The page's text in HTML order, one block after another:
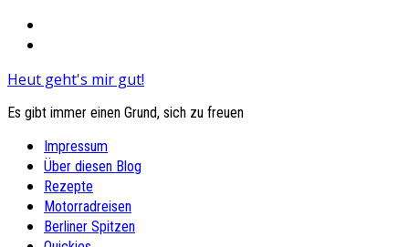
Heut geht's mir gut!
Es gibt immer einen Grund, sich zu freuen
Primary
Menu
Impressum
Über diesen Blog
Rezepte
Motorradreisen
Berliner Spitzen